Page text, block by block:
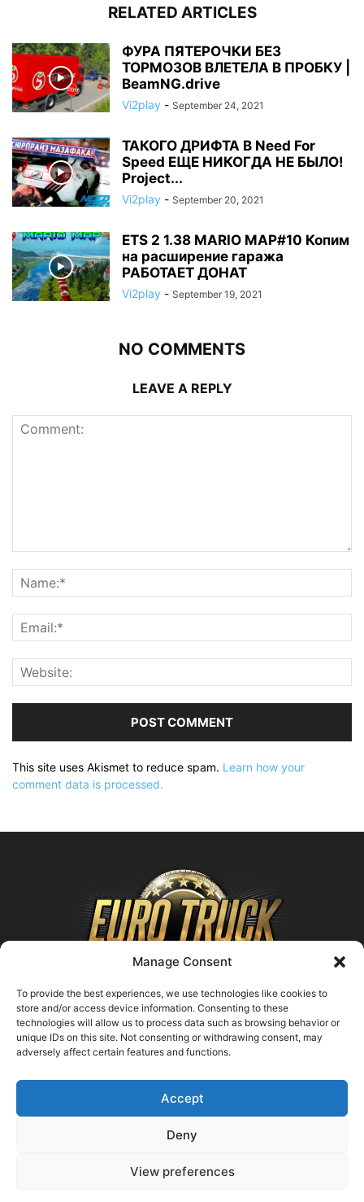
Manage Consent
To provide the best experiences, we use technologies like cookies to
store and/or access device information. Consenting to these
technologies will allow us to process data such as browsing behavior or
unique IDs on this site. Not consenting or withdrawing consent, may
adversely affect certain features and functions.
Accept
Deny
View preferences
RELATED ARTICLES
ФУРА ПЯТЕРОЧКИ БЕЗ
ТОРМОЗОВ ВЛЕТЕЛА В ПРОБКУ |
BeamNG.drive
Vi2play - September 24, 2021
ТАКОГО ДРИФТА В Need For
Speed ЕЩЕ НИКОГДА НЕ БЫЛО!
Project...
Vi2play - September 20, 2021
ETS 2 1.38 MARIO MAP#10 Копим
на расширение гаража
РАБОТАЕТ ДОНАТ
Vi2play - September 19, 2021
NO COMMENTS
LEAVE A REPLY
This site uses Akismet to reduce spam. Learn how your
comment data is processed.
ABOUT US
Contact us:support@farmingsimulator25.com
FOLLOW US